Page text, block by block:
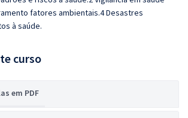
fatores ambientais.4 Desastres
à saúde.
curso
em PDF